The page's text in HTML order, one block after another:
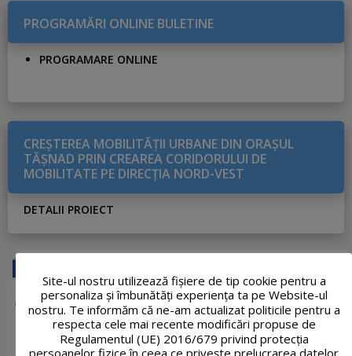
PROGRAMĂRI ONLINE BULETINE
PROGRAMARE ONLINE
CREŞTEREA MOBILITĂŢII URBANE DIN ORAŞUL
TĂŞNAD PRIN CREAREA CORIDORULUI DE
MOBILITATE PE DIRECŢIA NORD-VEST
DETALII PROIECT
Site-ul nostru utilizează fişiere de tip cookie pentru a
personaliza și îmbunătăți experiența ta pe Website-ul
nostru. Te informăm că ne-am actualizat politicile pentru a
respecta cele mai recente modificări propuse de
Regulamentul (UE) 2016/679 privind protecția
persoanelor fizice în ceea ce privește prelucrarea datelor